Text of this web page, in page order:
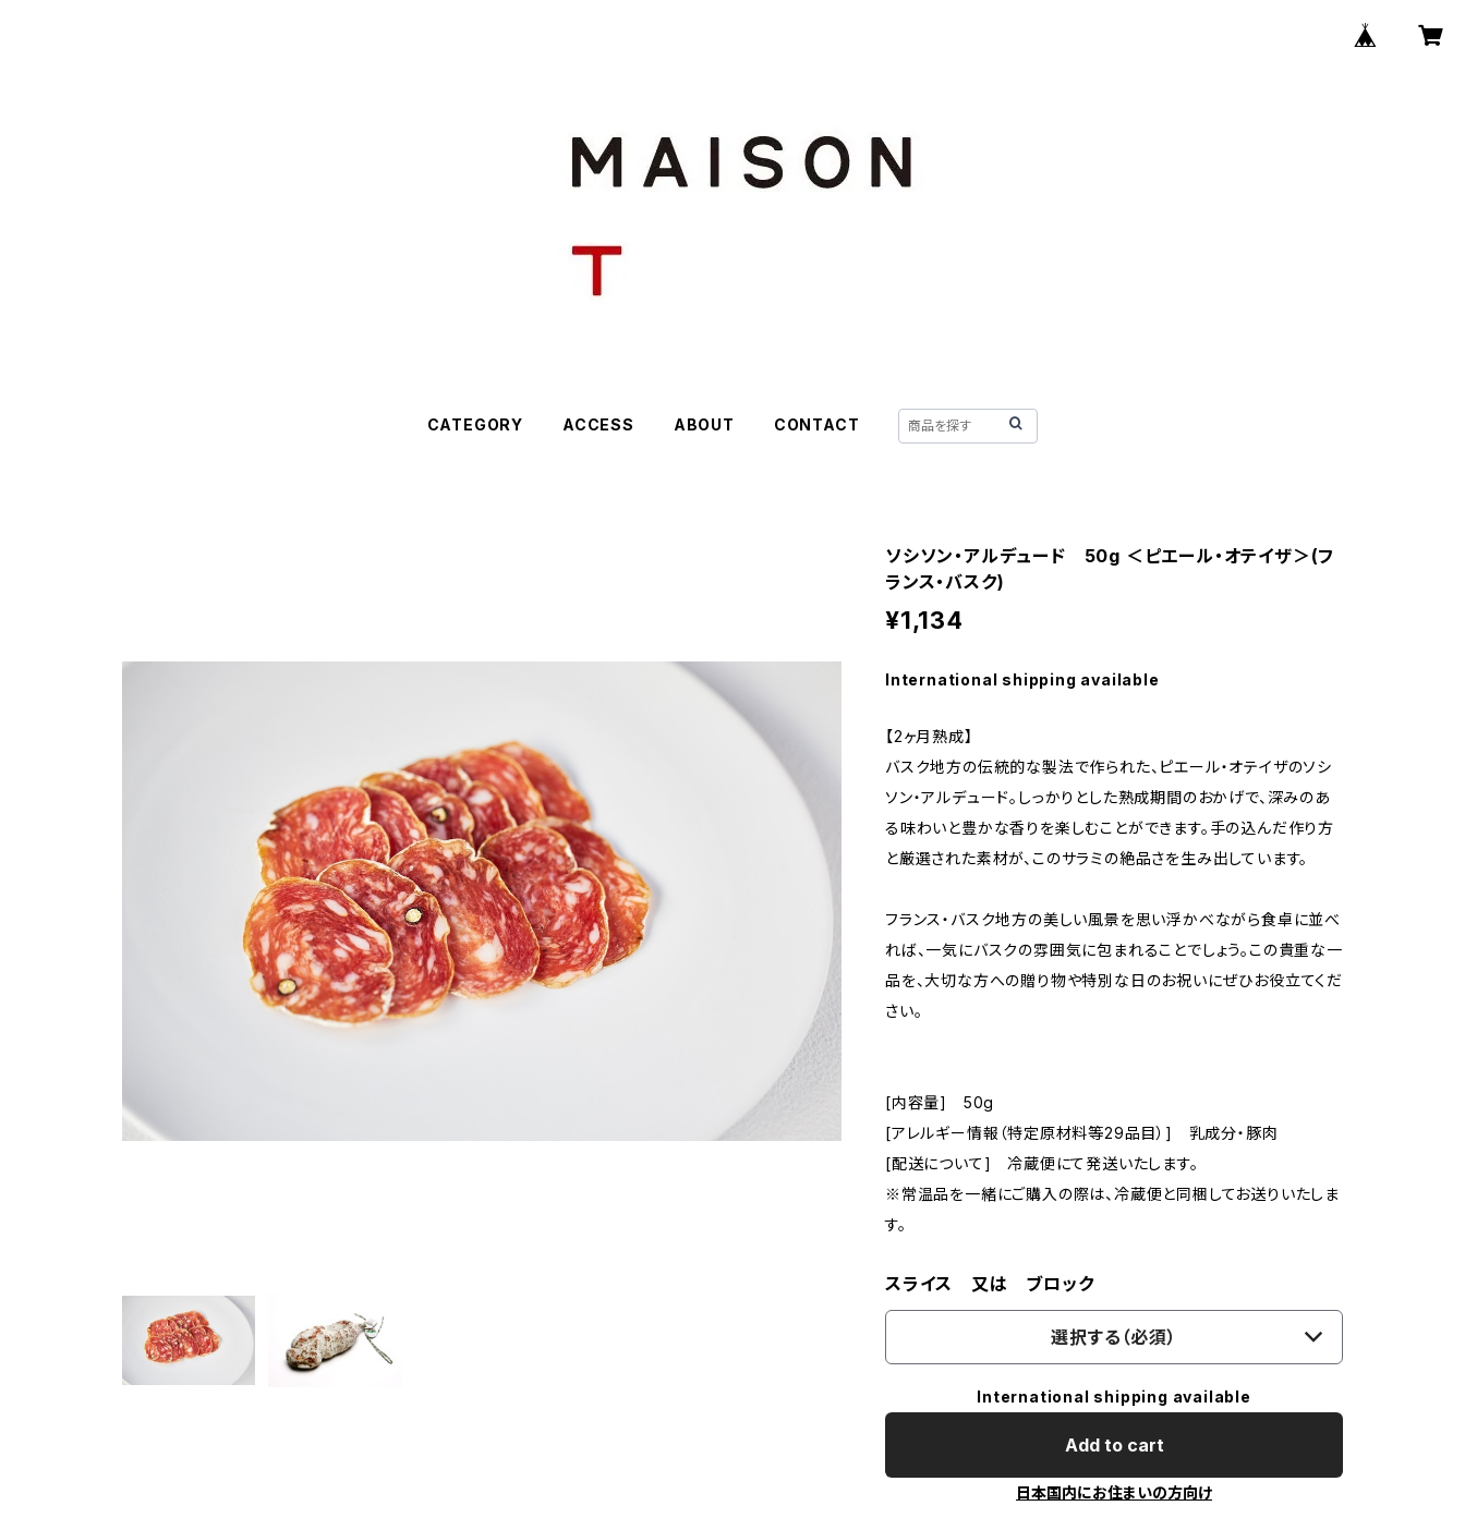
CATEGORY ACCESS ABOUT CONTACT
ソシソン・アルデュード 50g ＜ピエール・オテイザ＞(フ
ランス・バスク)
¥1,134
International shipping available
【2ヶ月熟成】
バスク地方の伝統的な製法で作られた、ピエール・オテイザのソシ
ソン・アルデュード。しっかりとした熟成期間のおかげで、深みのあ
る味わいと豊かな香りを楽しむことができます。手の込んだ作り方
と厳選された素材が、このサラミの絶品さを生み出しています。
フランス・バスク地方の美しい風景を思い浮かべながら食卓に並べ
れば、一気にバスクの雰囲気に包まれることでしょう。この貴重な一
品を、大切な方への贈り物や特別な日のお祝いにぜひお役立てくだ
さい。
[内容量] 50g
[アレルギー情報（特定原材料等29品目）] 乳成分・豚肉
[配送について] 冷蔵便にて発送いたします。
※常温品を一緒にご購入の際は、冷蔵便と同梱してお送りいたしま
す。
スライス 又は ブロック
選択する（必須）
International shipping available
Add to cart
日本国内にお住まいの方向け